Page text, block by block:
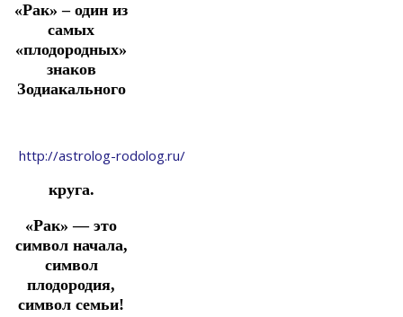
«Рак» – один из
самых
«плодородных»
знаков
Зодиакального
http://astrolog-rodolog.ru/
круга.
«Рак» — это
символ начала,
символ
плодородия,
символ семьи!